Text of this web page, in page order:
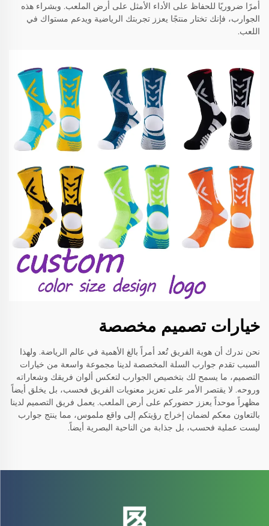
أمرًا ضروريًا للحفاظ على الأداء الأمثل على أرض الملعب. وبشراء هذه
الجوارب، فإنك تختار منتجًا يعزز تجربتك الرياضية ويدعم مستواك في
اللعب.
خيارات تصميم مخصصة
نحن ندرك أن هوية الفريق تُعد أمراً بالغ الأهمية في عالم الرياضة. ولهذا
السبب تقدم جوارب السلة المخصصة لدينا مجموعة واسعة من خيارات
التصميم، ما يسمح لك بتخصيص الجوارب لتعكس ألوان فريقك وشعاراته
وروحه. لا يقتصر الأمر على تعزيز معنويات الفريق فحسب، بل يخلق أيضاً
مظهراً موحداً يعزز حضوركم على أرض الملعب. يعمل فريق التصميم لدينا
بالتعاون معكم لضمان إخراج رؤيتكم إلى واقع ملموس، مما ينتج جوارب
ليست عملية فحسب، بل جذابة من الناحية البصرية أيضاً.